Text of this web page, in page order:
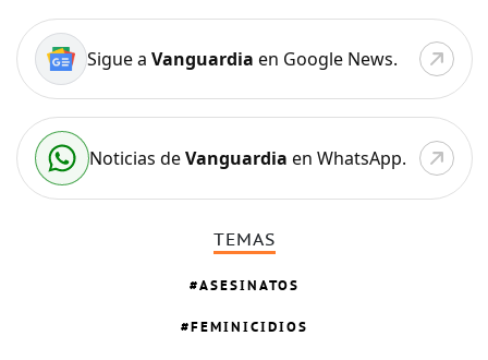
Sigue a Vanguardia en Google News.
Noticias deVanguardia en WhatsApp.
TEMAS
ASESINATOS
FEMINICIDIOS